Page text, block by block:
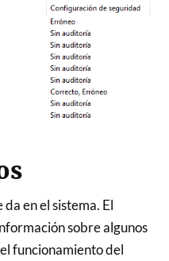
da en el sistema. El
sobre algunos
funcionamiento del